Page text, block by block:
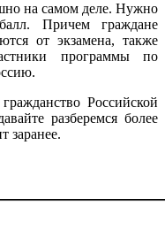
на самом деле. Нужно
Причем граждане
от экзамена, также
программы по
Российской
разберемся более
заранее.